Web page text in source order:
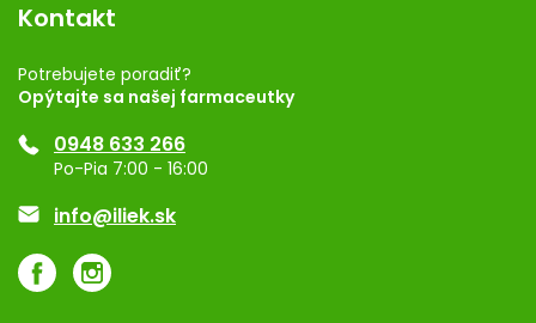
Rozhodnutie na prevádzku
Registrácia
Ponuka pre firmy
Značky
Kontakt
Potrebujete poradiť?
Opýtajte sa našej farmaceutky
0948 633 266
Po-Pia 7:00 - 16:00
info@iliek.sk